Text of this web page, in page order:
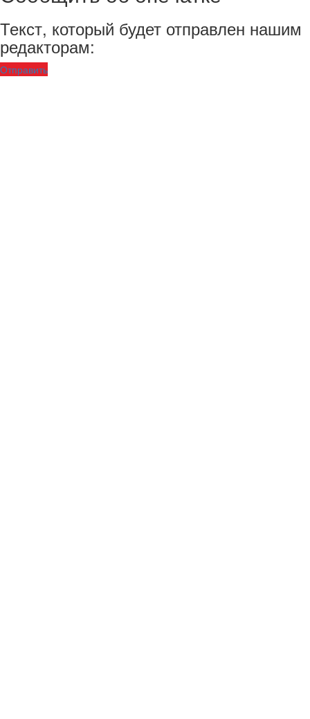
Текст, который будет отправлен нашим
редакторам:
Отправить